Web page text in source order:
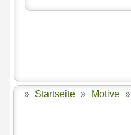
» Startseite » Motive »